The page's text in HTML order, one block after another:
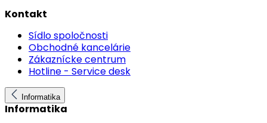
Kontakt
Sídlo spoločnosti
Obchodné kancelárie
Zákaznícke centrum
Hotline - Service desk
Informatika
Informatika